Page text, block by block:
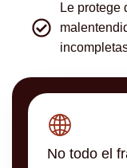
Le protege
No todo el